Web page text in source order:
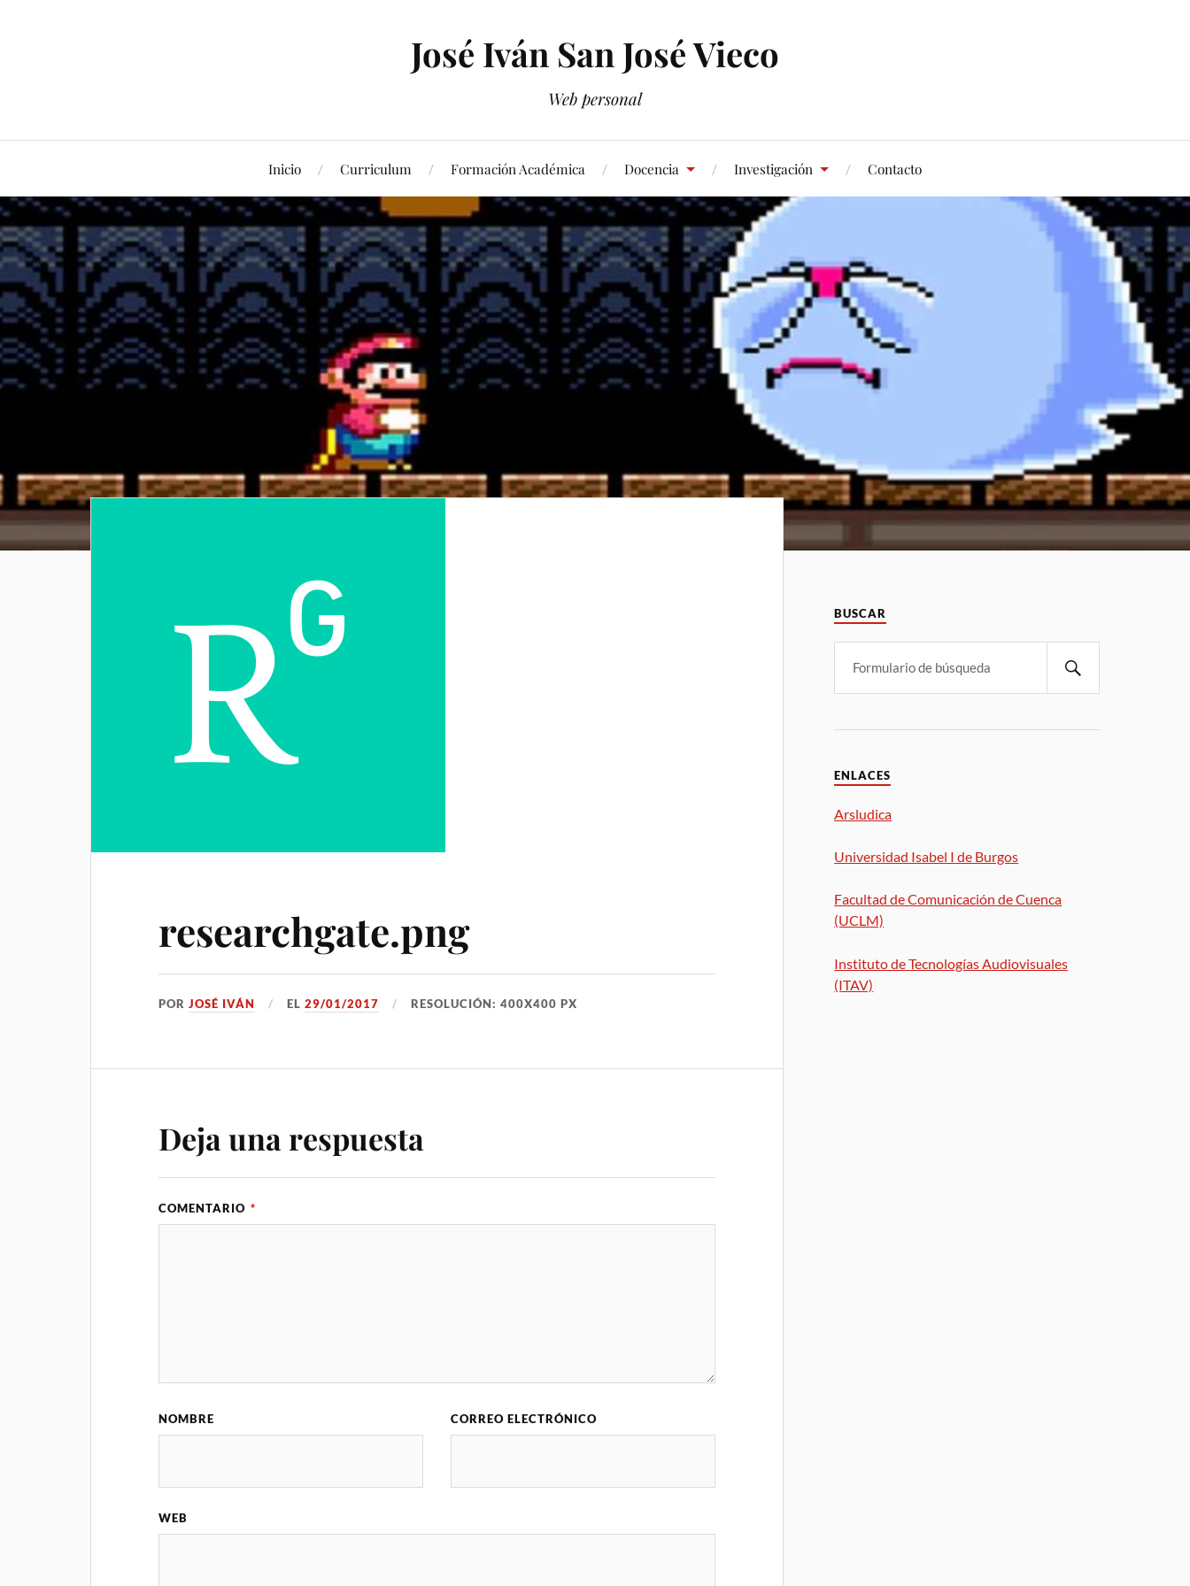
José Iván San José Vieco
Web personal
Inicio Curriculum Formación Académica Docencia Investigación Contacto
researchgate.png
PORJOSÉ IVÁN EL29/01/2017 RESOLUCIÓN: 400X400 PX
Deja una respuesta
COMENTARIO *
NOMBRE CORREO ELECTRÓNICO
WEB
BUSCAR
ENLACES
Arsludica
Universidad Isabel I de Burgos
Facultad de Comunicación de Cuenca
(UCLM)
Instituto de Tecnologías Audiovisuales
(ITAV)